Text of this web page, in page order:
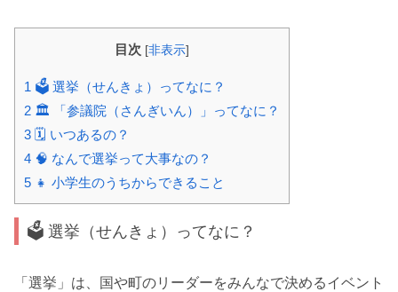
目次 [非表示]
1 🗳️ 選挙（せんきょ）ってなに？
2 🏛️ 「参議院（さんぎいん）」ってなに？
3 🗓️ いつあるの？
4 🧠 なんで選挙って大事なの？
5 👧 小学生のうちからできること
🗳️ 選挙（せんきょ）ってなに？
「選挙」は、国や町のリーダーをみんなで決めるイベント